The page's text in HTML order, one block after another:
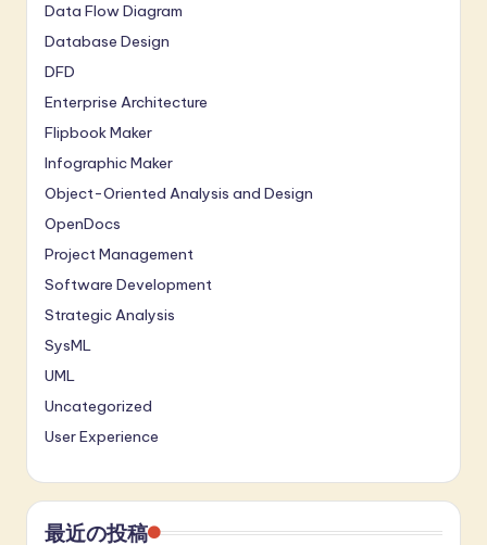
Data Flow Diagram
Database Design
DFD
Enterprise Architecture
Flipbook Maker
Infographic Maker
Object-Oriented Analysis and Design
OpenDocs
Project Management
Software Development
Strategic Analysis
SysML
UML
Uncategorized
User Experience
最近の投稿